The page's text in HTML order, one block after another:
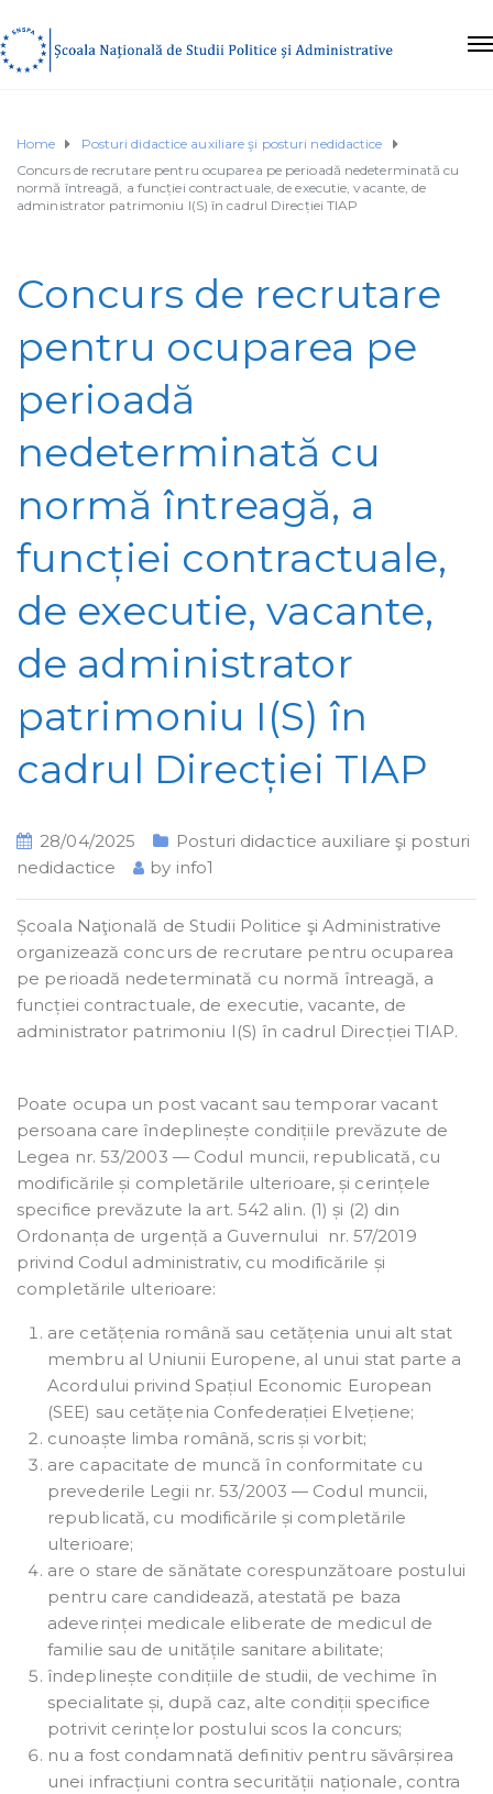
Home
Posturi didactice auxiliare şi posturi nedidactice
Concurs de recrutare pentru ocuparea pe perioadă nedeterminată cu
normă întreagă, a funcției contractuale, de executie, vacante, de
administrator patrimoniu I(S) în cadrul Direcției TIAP
Concurs de recrutare
pentru ocuparea pe
perioadă
nedeterminată cu
normă întreagă, a
funcției contractuale,
de executie, vacante,
de administrator
patrimoniu I(S) în
cadrul Direcției TIAP
28/04/2025
Posturi didactice auxiliare şi posturi
nedidactice
by info1
Școala Naţională de Studii Politice şi Administrative
organizează concurs de recrutare pentru ocuparea
pe perioadă nedeterminată cu normă întreagă, a
funcției contractuale, de executie, vacante, de
administrator patrimoniu I(S) în cadrul Direcției TIAP.
Poate ocupa un post vacant sau temporar vacant
persoana care îndeplinește condițiile prevăzute de
Legea nr. 53/2003 — Codul muncii, republicată, cu
modificările și completările ulterioare, și cerințele
specifice prevăzute la art. 542 alin. (1) și (2) din
Ordonanța de urgență a Guvernului nr. 57/2019
privind Codul administrativ, cu modificările și
completările ulterioare:
are cetățenia română sau cetățenia unui alt stat
membru al Uniunii Europene, al unui stat parte a
Acordului privind Spațiul Economic European
(SEE) sau cetățenia Confederației Elvețiene;
cunoaște limba română, scris și vorbit;
are capacitate de muncă în conformitate cu
prevederile Legii nr. 53/2003 — Codul muncii,
republicată, cu modificările și completările
ulterioare;
are o stare de sănătate corespunzătoare postului
pentru care candidează, atestată pe baza
adeverinței medicale eliberate de medicul de
familie sau de unitățile sanitare abilitate;
îndeplinește condițiile de studii, de vechime în
specialitate și, după caz, alte condiții specifice
potrivit cerințelor postului scos la concurs;
nu a fost condamnată definitiv pentru săvârșirea
unei infracțiuni contra securității naționale, contra